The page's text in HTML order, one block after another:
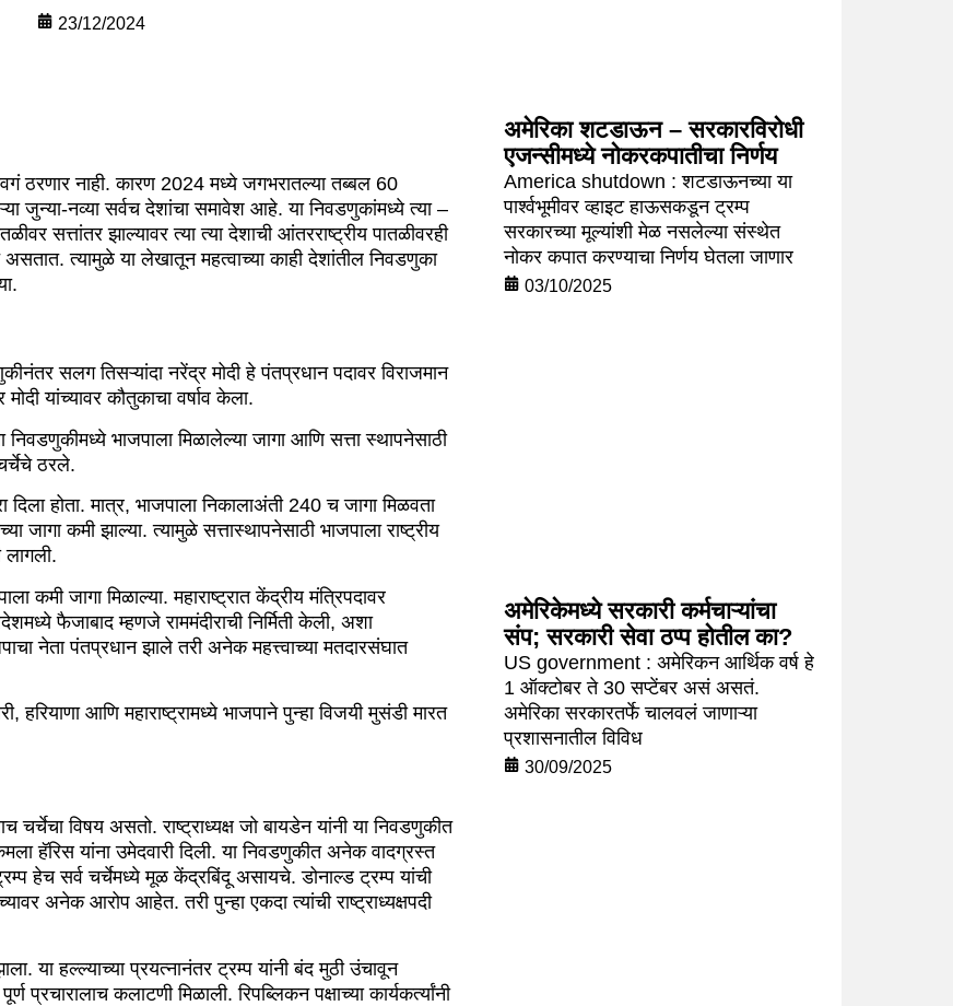
23/12/2024
ठरणार नाही. कारण 2024 मध्ये जगभरातल्या तब्बल 60
जुन्या-नव्या सर्वच देशांचा समावेश आहे. या निवडणुकांमध्ये त्या –
सत्तांतर झाल्यावर त्या त्या देशाची आंतरराष्ट्रीय पातळीवरही
त्यामुळे या लेखातून महत्वाच्या काही देशांतील निवडणुका
सलग तिसऱ्यांदा नरेंद्र मोदी हे पंतप्रधान पदावर विराजमान
यांच्यावर कौतुकाचा वर्षाव केला.
भाजपाला मिळालेल्या जागा आणि सत्ता स्थापनेसाठी
ठरले.
होता. मात्र, भाजपाला निकालाअंती 240 च जागा मिळवता
कमी झाल्या. त्यामुळे सत्तास्थापनेसाठी भाजपाला राष्ट्रीय
लागली.
कमी जागा मिळाल्या. महाराष्ट्रात केंद्रीय मंत्रिपदावर
फैजाबाद म्हणजे राममंदीराची निर्मिती केली, अशा
नेता पंतप्रधान झाले तरी अनेक महत्त्वाच्या मतदारसंघात
आणि महाराष्ट्रामध्ये भाजपाने पुन्हा विजयी मुसंडी मारत
चर्चेचा विषय असतो. राष्ट्राध्यक्ष जो बायडेन यांनी या निवडणुकीत
हॅरिस यांना उमेदवारी दिली. या निवडणुकीत अनेक वादग्रस्त
हेच सर्व चर्चेमध्ये मूळ केंद्रबिंदू असायचे. डोनाल्ड ट्रम्प यांची
अनेक आरोप आहेत. तरी पुन्हा एकदा त्यांची राष्ट्राध्यक्षपदी
या हल्ल्याच्या प्रयत्नानंतर ट्रम्प यांनी बंद मुठी उंचावून
कलाटणी मिळाली. रिपब्लिकन पक्षाच्या कार्यकर्त्यांनी
अमेरिका शटडाऊन – सरकारविरोधी
एजन्सीमध्ये नोकरकपातीचा निर्णय
America shutdown : शटडाऊनच्या या
पार्श्वभूमीवर व्हाइट हाऊसकडून ट्रम्प
सरकारच्या मूल्यांशी मेळ नसलेल्या संस्थेत
नोकर कपात करण्याचा निर्णय घेतला जाणार
03/10/2025
अमेरिकेमध्ये सरकारी कर्मचाऱ्यांचा
संप; सरकारी सेवा ठप्प होतील का?
US government : अमेरिकन आर्थिक वर्ष हे
1 ऑक्टोबर ते 30 सप्टेंबर असं असतं.
अमेरिका सरकारतर्फे चालवलं जाणाऱ्या
प्रशासनातील विविध
30/09/2025